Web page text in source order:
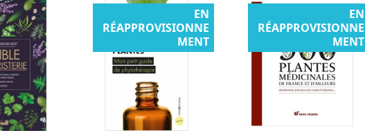
EN
RÉAPPROVISIONNE
MENT
EN
RÉAPPROVISIONNE
MENT